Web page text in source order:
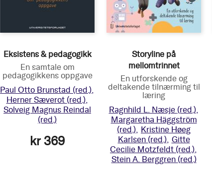
Eksistens & pedagogikk
En samtale om
pedagogikkens oppgave
Paul Otto Brunstad (red.)
Herner Sæverot (red.)
Solveig Magnus Reindal
(red.)
kr 369
Storyline på
mellomtrinnet
En utforskende og
deltakende tilnærming til
læring
Ragnhild L. Næsje (red.)
Margaretha Häggström
(red.) Kristine Høeg
Karlsen (red.) Gitte
Cecilie Motzfeldt (red.)
Stein A. Berggren (red.)